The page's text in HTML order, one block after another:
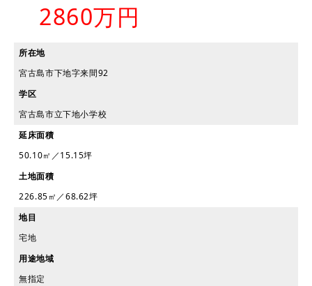
2860万円
所在地
宮古島市下地字来間92
学区
宮古島市立下地小学校
延床面積
50.10㎡／15.15坪
土地面積
226.85㎡／68.62坪
地目
宅地
用途地域
無指定